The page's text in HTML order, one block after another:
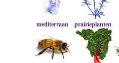
mediterraan prairieplanten